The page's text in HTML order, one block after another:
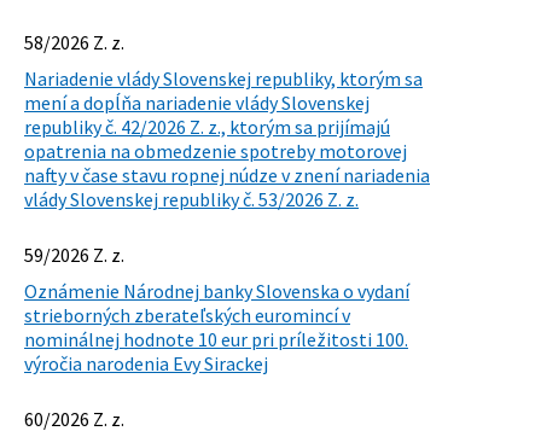
58/2026 Z. z.
Nariadenie vlády Slovenskej republiky, ktorým sa
mení a dopĺňa nariadenie vlády Slovenskej
republiky č. 42/2026 Z. z., ktorým sa prijímajú
opatrenia na obmedzenie spotreby motorovej
nafty v čase stavu ropnej núdze v znení nariadenia
vlády Slovenskej republiky č. 53/2026 Z. z.
59/2026 Z. z.
Oznámenie Národnej banky Slovenska o vydaní
strieborných zberateľských euromincí v
nominálnej hodnote 10 eur pri príležitosti 100.
výročia narodenia Evy Sirackej
60/2026 Z. z.